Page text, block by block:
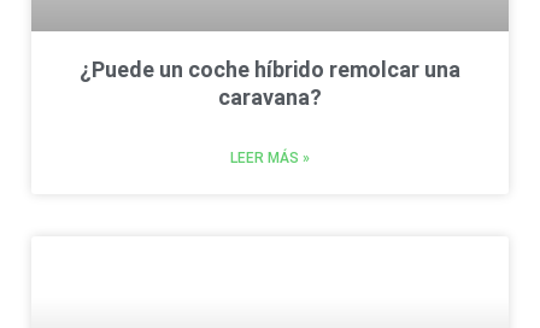
¿Puede un coche híbrido remolcar una
caravana?
LEER MÁS »